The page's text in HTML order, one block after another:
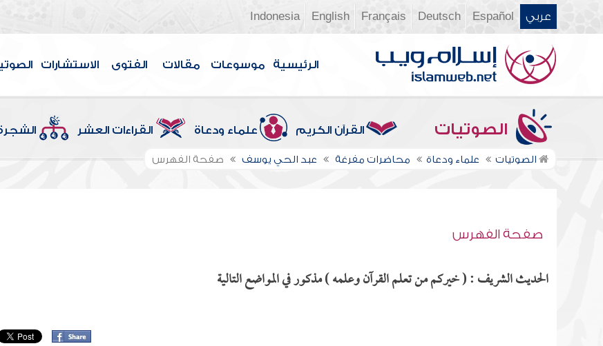
عربي Español
Deutsch
Français
English
Indonesia
الرئيسية موسوعات مقالات الفتوى الاستشارات
الصوتيات القرآن الكريم علماء ودعاة القراءات العشر
الصوتيات علماء ودعاة محاضرات مفرغة عبد الحي يوسف صفحة الفهرس
صفحة الفهرس
الحديث الشريف : ( خيركم من تعلم القرآن وعلمه ) مذكور في المواضع التالية